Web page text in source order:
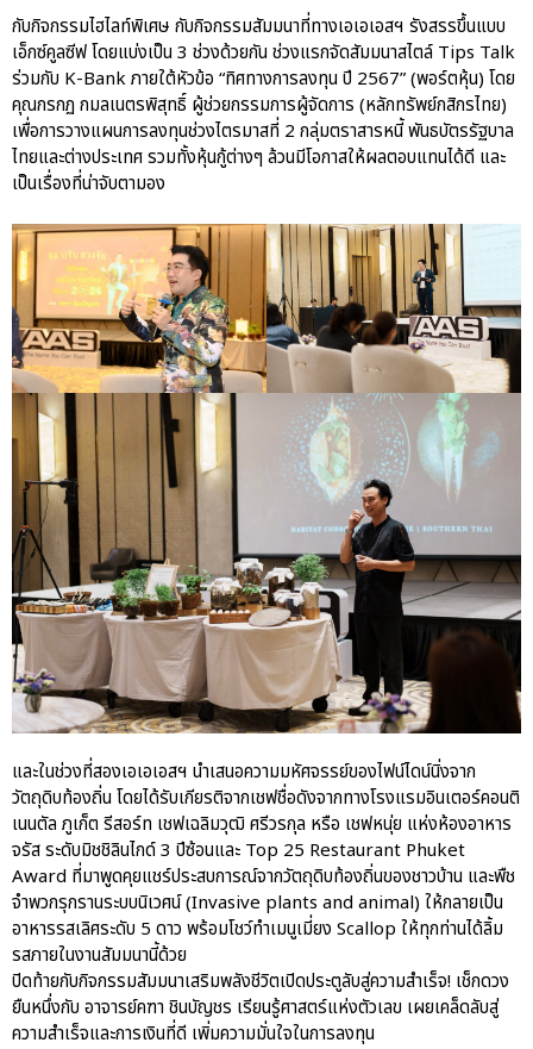
กับกิจกรรมไฮไลท์พิเศษ กับกิจกรรมสัมมนาที่ทางเอเอเอสฯ รังสรรขึ้นแบบ
เอ็กซ์คูลซีฟ โดยแบ่งเป็น 3 ช่วงด้วยกัน ช่วงแรกจัดสัมมนาสไตล์ Tips Talk
ร่วมกับ K-Bank ภายใต้หัวข้อ “ทิศทางการลงทุน ปี 2567” (พอร์ตหุ้น) โดย
คุณกรกฏ กมลเนตรพิสุทธิ์ ผู้ช่วยกรรมการผู้จัดการ (หลักทรัพย์กสิกรไทย)
เพื่อการวางแผนการลงทุนช่วงไตรมาสที่ 2 กลุ่มตราสารหนี้ พันธบัตรรัฐบาล
ไทยและต่างประเทศ รวมทั้งหุ้นกู้ต่างๆ ล้วนมีโอกาสให้ผลตอบแทนได้ดี และ
เป็นเรื่องที่น่าจับตามอง
และในช่วงที่สองเอเอเอสฯ นำเสนอความมหัศจรรย์ของไฟน์ไดน์นิ่งจาก
วัตถุดิบท้องถิ่น โดยได้รับเกียรติจากเชฟชื่อดังจากทางโรงแรมอินเตอร์คอนติ
เนนตัล ภูเก็ต รีสอร์ท เชฟเฉลิมวุฒิ ศรีวรกุล หรือ เชฟหนุ่ย แห่งห้องอาหาร
จรัส ระดับมิชชิลินไกด์ 3 ปีซ้อนและ Top 25 Restaurant Phuket
Award ที่มาพูดคุยแชร์ประสบการณ์จากวัตถุดิบท้องถิ่นของชาวบ้าน และพืช
จำพวกรุกรานระบบนิเวศน์ (Invasive plants and animal) ให้กลายเป็น
อาหารรสเลิศระดับ 5 ดาว พร้อมโชว์ทำเมนูเมี่ยง Scallop ให้ทุกท่านได้ลิ้ม
รสภายในงานสัมมนานี้ด้วย
ปิดท้ายกับกิจกรรมสัมมนาเสริมพลังชีวิตเปิดประตูลับสู่ความสำเร็จ! เช็กดวง
ยืนหนึ่งกับ อาจารย์คฑา ชินบัญชร เรียนรู้ศาสตร์แห่งตัวเลข เผยเคล็ดลับสู่
ความสำเร็จและการเงินที่ดี เพิ่มความมั่นใจในการลงทุน